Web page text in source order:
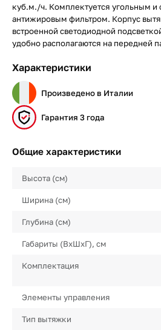
куб.м./ч. Комплектуется угольным
антижировым фильтром. Корпус
встроенной светодиодной
удобно располагаются на передней
Характеристики
Произведено в Италии
Гарантия 3 года
Общие характеристики
Высота (см)
Ширина (см)
Глубина (см)
Габариты (ВхШхГ), см
Комплектация
Элементы управления
Тип вытяжки